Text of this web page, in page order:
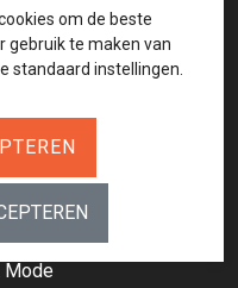
Mode
om de beste
gebruik te maken van
standaard instellingen.